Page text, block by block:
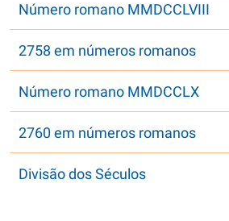
Número romano MMDCCLVIII
2758 em números romanos
Número romano MMDCCLX
2760 em números romanos
Divisão dos Séculos